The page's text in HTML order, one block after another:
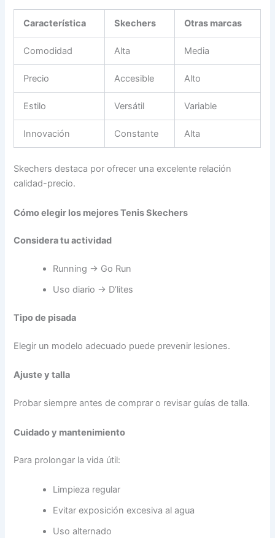
Característica Skechers Otras marcas
Comodidad Alta Media
Precio Accesible Alto
Estilo Versátil Variable
Innovación Constante Alta
Skechers destaca por ofrecer una excelente relación
calidad-precio.
Cómo elegir los mejores Tenis Skechers
Considera tu actividad
Running → Go Run
Uso diario → D’lites
Tipo de pisada
Elegir un modelo adecuado puede prevenir lesiones.
Ajuste y talla
Probar siempre antes de comprar o revisar guías de talla.
Cuidado y mantenimiento
Para prolongar la vida útil:
Limpieza regular
Evitar exposición excesiva al agua
Uso alternado